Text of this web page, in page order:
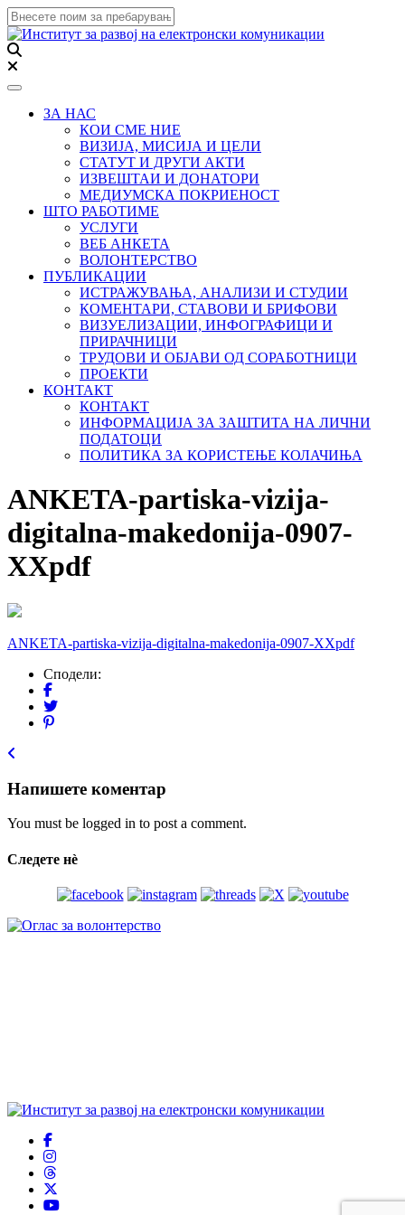
Toggle navigation
ЗА НАС
КОИ СМЕ НИЕ
ВИЗИЈА, МИСИЈА И ЦЕЛИ
СТАТУТ И ДРУГИ АКТИ
ИЗВЕШТАИ И ДОНАТОРИ
МЕДИУМСКА ПОКРИЕНОСТ
ШТО РАБОТИМЕ
УСЛУГИ
ВЕБ АНКЕТА
ВОЛОНТЕРСТВО
ПУБЛИКАЦИИ
ИСТРАЖУВАЊА, АНАЛИЗИ И СТУДИИ
КОМЕНТАРИ, СТАВОВИ И БРИФОВИ
ВИЗУЕЛИЗАЦИИ, ИНФОГРАФИЦИ И
ПРИРАЧНИЦИ
ТРУДОВИ И ОБЈАВИ ОД СОРАБОТНИЦИ
ПРОЕКТИ
КОНТАКТ
КОНТАКТ
ИНФОРМАЦИЈА ЗА ЗАШТИТА НА ЛИЧНИ
ПОДАТОЦИ
ПОЛИТИКА ЗА КОРИСТЕЊЕ КОЛАЧИЊА
ANKETA-partiska-vizija-
digitalna-makedonija-0907-
XXpdf
ANKETA-partiska-vizija-digitalna-makedonija-0907-XXpdf
Сподели:
Напишете коментар
You must be logged in to post a comment.
Следете нѐ